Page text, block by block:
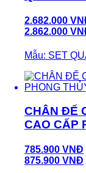
2.682.000
2.862.000
Mẫu: SET
CHÂN ĐẾ
CAO CẤP
785.900 VNĐ
875.900 VNĐ